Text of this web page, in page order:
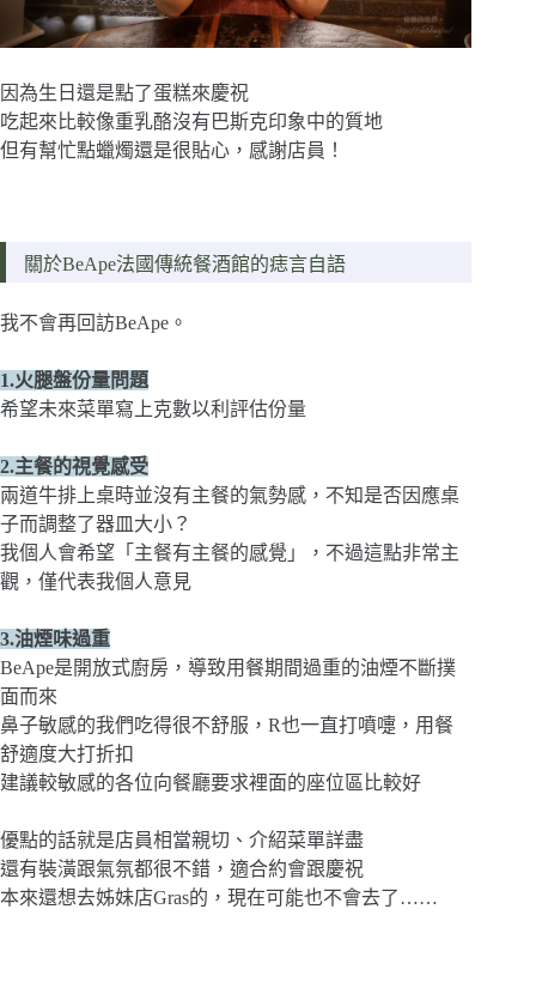
因為生日還是點了蛋糕來慶祝
吃起來比較像重乳酪沒有巴斯克印象中的質地
但有幫忙點蠟燭還是很貼心，感謝店員！
關於BeApe法國傳統餐酒館的痣言自語
我不會再回訪BeApe。
1.火腿盤份量問題
希望未來菜單寫上克數以利評估份量
2.主餐的視覺感受
兩道牛排上桌時並沒有主餐的氣勢感，不知是否因應桌
子而調整了器皿大小？
我個人會希望「主餐有主餐的感覺」，不過這點非常主
觀，僅代表我個人意見
3.油煙味過重
BeApe是開放式廚房，導致用餐期間過重的油煙不斷撲
面而來
鼻子敏感的我們吃得很不舒服，R也一直打噴嚏，用餐
舒適度大打折扣
建議較敏感的各位向餐廳要求裡面的座位區比較好
優點的話就是店員相當親切、介紹菜單詳盡
還有裝潢跟氣氛都很不錯，適合約會跟慶祝
本來還想去姊妹店Gras的，現在可能也不會去了……